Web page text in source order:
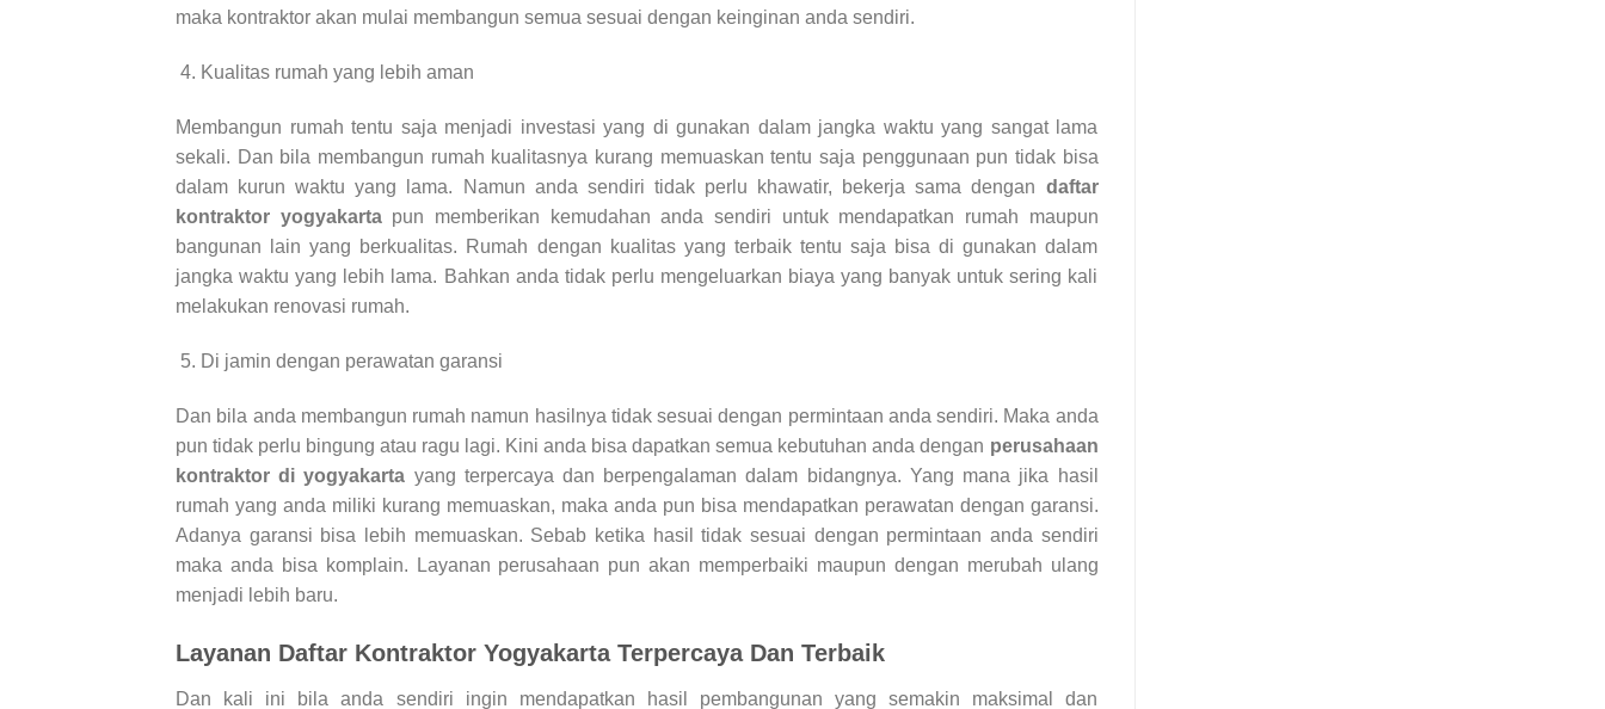
maka kontraktor akan mulai membangun semua sesuai dengan keinginan anda sendiri.
Kualitas rumah yang lebih aman
Membangun rumah tentu saja menjadi investasi yang di gunakan dalam jangka waktu yang sangat lama
sekali. Dan bila membangun rumah kualitasnya kurang memuaskan tentu saja penggunaan pun tidak bisa
dalam kurun waktu yang lama. Namun anda sendiri tidak perlu khawatir, bekerja sama dengan daftar
kontraktor yogyakartapun memberikan kemudahan anda sendiri untuk mendapatkan rumah maupun
bangunan lain yang berkualitas. Rumah dengan kualitas yang terbaik tentu saja bisa di gunakan dalam
jangka waktu yang lebih lama. Bahkan anda tidak perlu mengeluarkan biaya yang banyak untuk sering kali
melakukan renovasi rumah.
Di jamin dengan perawatan garansi
Dan bila anda membangun rumah namun hasilnya tidak sesuai dengan permintaan anda sendiri. Maka anda
pun tidak perlu bingung atau ragu lagi. Kini anda bisa dapatkan semua kebutuhan anda dengan perusahaan
kontraktor di yogyakarta yang terpercaya dan berpengalaman dalam bidangnya. Yang mana jika hasil
rumah yang anda miliki kurang memuaskan, maka anda pun bisa mendapatkan perawatan dengan garansi.
Adanya garansi bisa lebih memuaskan. Sebab ketika hasil tidak sesuai dengan permintaan anda sendiri
maka anda bisa komplain. Layanan perusahaan pun akan memperbaiki maupun dengan merubah ulang
menjadi lebih baru.
Layanan Daftar Kontraktor Yogyakarta Terpercaya Dan Terbaik
Dan kali ini bila anda sendiri ingin mendapatkan hasil pembangunan yang semakin maksimal dan